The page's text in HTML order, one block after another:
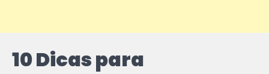
10 Dicas para